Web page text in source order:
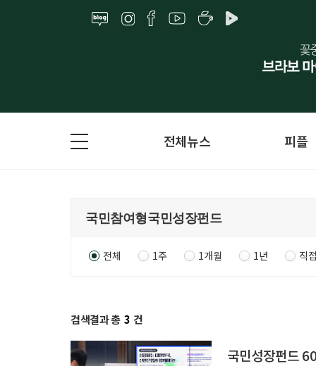
전체뉴스 피플
전체 1주 1개월 1년 직
검색결과 총 3 건
국민성장펀드